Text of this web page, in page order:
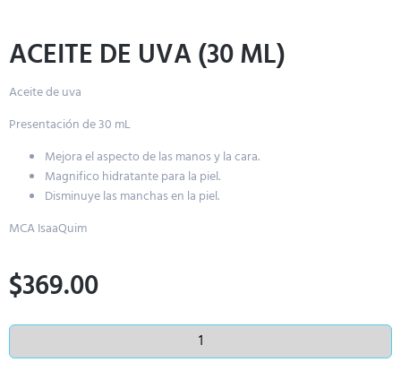
ACEITE DE UVA (30 ML)
Aceite de uva
Presentación de 30 mL
Mejora el aspecto de las manos y la cara.
Magnifico hidratante para la piel.
Disminuye las manchas en la piel.
MCA IsaaQuim
$369.00